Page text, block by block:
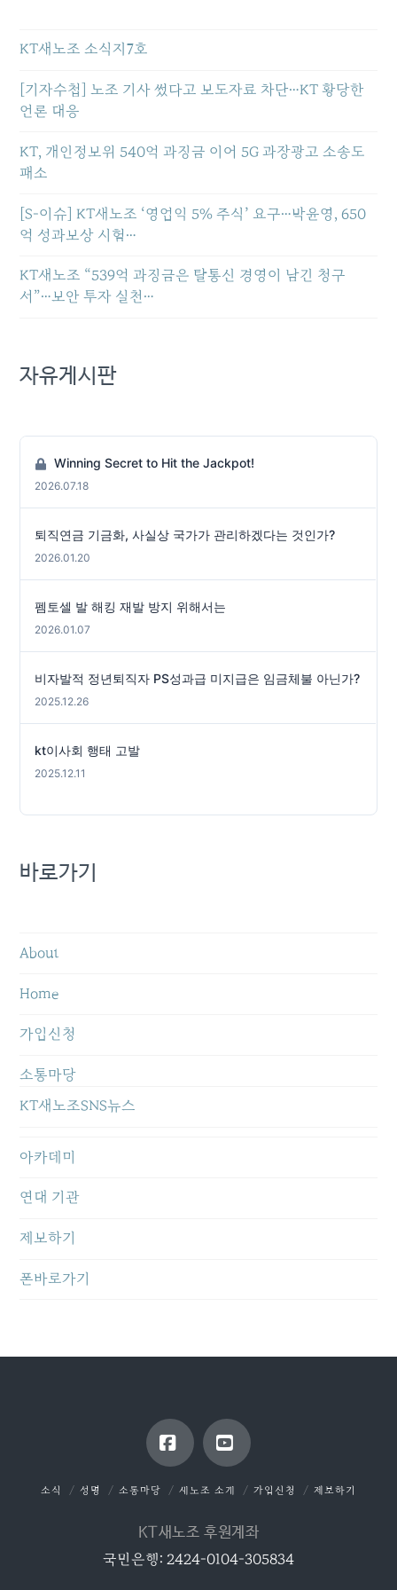
KT새노조 소식지7호
[기자수첩] 노조 기사 썼다고 보도자료 차단…KT 황당한
언론 대응
KT, 개인정보위 540억 과징금 이어 5G 과장광고 소송도
패소
[S-이슈] KT새노조 ‘영업익 5% 주식’ 요구…박윤영, 650
억 성과보상 시험…
KT새노조 “539억 과징금은 탈통신 경영이 남긴 청구
서”…보안 투자 실천…
자유게시판
Winning Secret to Hit the Jackpot!
2026.07.18
퇴직연금 기금화, 사실상 국가가 관리하겠다는 것인가?
2026.01.20
펨토셀 발 해킹 재발 방지 위해서는
2026.01.07
비자발적 정년퇴직자 PS성과급 미지급은 임금체불 아닌가?
2025.12.26
kt이사회 행태 고발
2025.12.11
바로가기
About
Home
가입신청
소통마당
KT새노조SNS뉴스
아카데미
연대 기관
제보하기
폰바로가기
FacebookYouTube
소식 성명 소통마당 새노조 소개 가입신청 제보하기
KT새노조 후원계좌
국민은행: 2424-0104-305834